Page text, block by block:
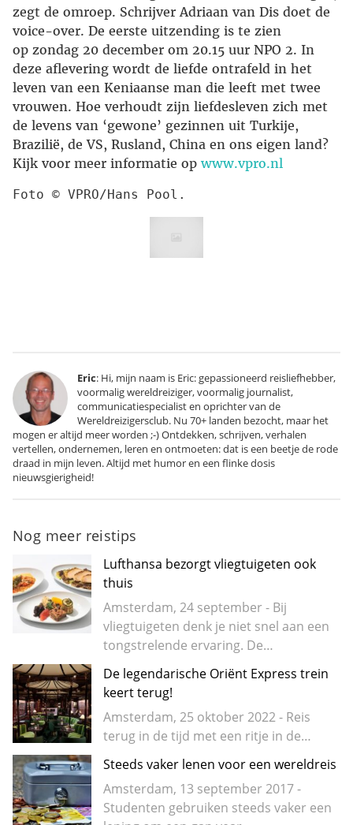
zegt de omroep. Schrijver Adriaan van Dis doet de
voice-over. De eerste uitzending is te zien
op zondag 20 december om 20.15 uur NPO 2. In
deze aflevering wordt de liefde ontrafeld in het
leven van een Keniaanse man die leeft met twee
vrouwen. Hoe verhoudt zijn liefdesleven zich met
de levens van ‘gewone’ gezinnen uit Turkije,
Brazilië, de VS, Rusland, China en ons eigen land?
Kijk voor meer informatie op www.vpro.nl
Foto © VPRO/Hans Pool.
Eric: Hi, mijn naam is Eric: gepassioneerd reisliefhebber,
voormalig wereldreiziger, voormalig journalist,
communicatiespecialist en oprichter van de
Wereldreizigersclub. Nu 70+ landen bezocht, maar het
mogen er altijd meer worden ;-) Ontdekken, schrijven, verhalen
vertellen, ondernemen, leren en ontmoeten: dat is een beetje de rode
draad in mijn leven. Altijd met humor en een flinke dosis
nieuwsgierigheid!
Nog meer reistips
Lufthansa bezorgt vliegtuigeten ook
thuis
Amsterdam, 24 september - Bij
vliegtuigeten denk je niet snel aan een
tongstrelende ervaring. De…
De legendarische Oriënt Express trein
keert terug!
Amsterdam, 25 oktober 2022 - Reis
terug in de tijd met een ritje in de…
Steeds vaker lenen voor een wereldreis
Amsterdam, 13 september 2017 -
Studenten gebruiken steeds vaker een